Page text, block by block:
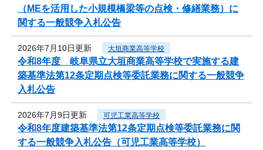
（MEを活用した小規模橋梁等の点検・修繕業務）に
関する一般競争入札公告
2026年7月10日更新 大垣商業高等学校
令和8年度 岐阜県立大垣商業高等学校で実施する建
築基準法第12条定期点検等委託業務に関する一般競争
入札公告
2026年7月9日更新 可児工業高等学校
令和8年度建築基準法第12条定期点検等委託業務に関
する一般競争入札公告（可児工業高等学校）